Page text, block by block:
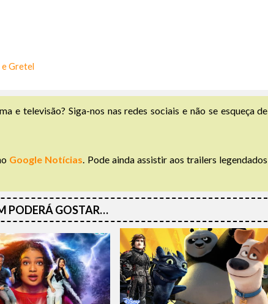
Gretel
e televisão? Siga-nos nas redes sociais e não se esqueça de
Google Notícias. Pode ainda assistir aos trailers legendados
PODERÁ GOSTAR…